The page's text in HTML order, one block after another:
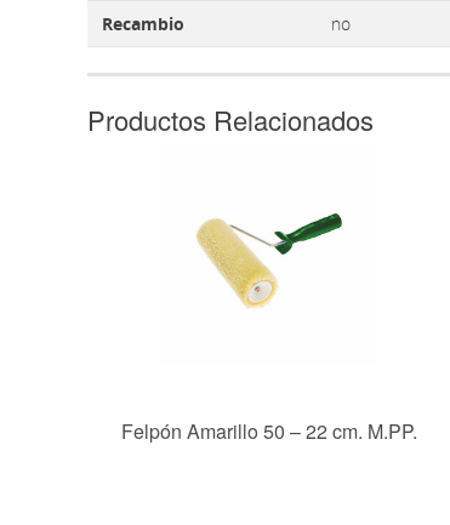
Recambio
no
Productos Relacionados
Felpón Amarillo 50 – 22 cm. M.PP.